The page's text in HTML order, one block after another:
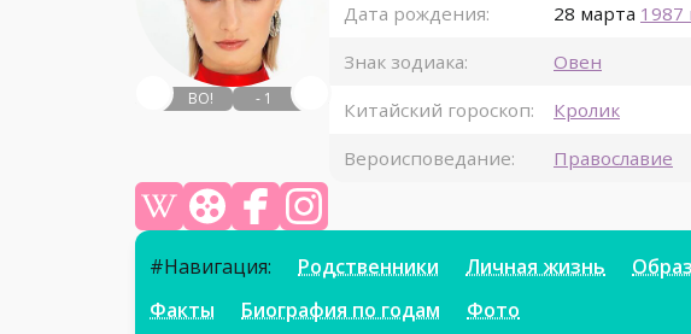
ВО! - 1
Дата рождения:
28 марта 1987
Знак зодиака:
Овен
Китайский гороскоп:
Кролик
Вероисповедание:
Православие
Википедия
КиноПоиск
ФейсбукИнстаграм
#Навигация: Родственники Личная жизнь
Факты
Биография по годам Фото
Параметры